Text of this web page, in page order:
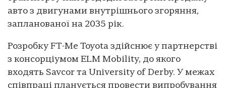
авто з двигунами внутрішнього згоряння,
запланованої на 2035 рік.
Розробку FT-Me Toyota здійснює у партнерстві
з консорціумом ELM Mobility, до якого
входять Savcor та University of Derby. У межах
співпраці планується провести випробування